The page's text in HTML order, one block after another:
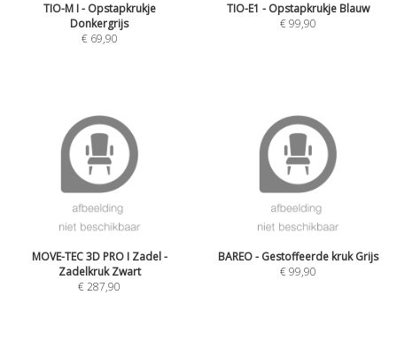
TIO-M I - Opstapkrukje
Donkergrijs
€ 69,90
TIO-E1 - Opstapkrukje Blauw
€99,90
MOVE-TEC 3D PRO I Zadel -
Zadelkruk Zwart
€287,90
BAREO - Gestoffeerde kruk Grijs
€99,90